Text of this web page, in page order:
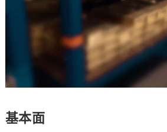
基本面